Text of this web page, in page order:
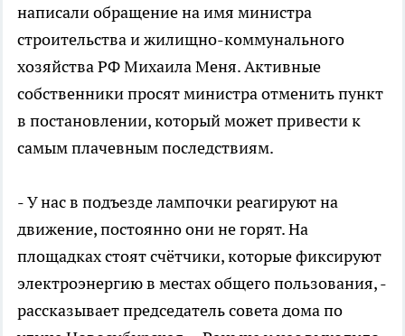
написали обращение на имя министра
строительства и жилищно-коммунального
хозяйства РФ Михаила Меня. Активные
собственники просят министра отменить пункт
в постановлении, который может привести к
самым плачевным последствиям.
- У нас в подъезде лампочки реагируют на
движение, постоянно они не горят. На
площадках стоят счётчики, которые фиксируют
электроэнергию в местах общего пользования, -
рассказывает председатель совета дома по